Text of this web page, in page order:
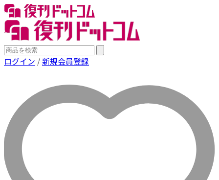
ログイン /新規会員登録